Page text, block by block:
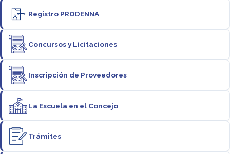
Registro PRODENNA
Concursos y Licitaciones
Inscripción de Proveedores
La Escuela en el Concejo
Trámites